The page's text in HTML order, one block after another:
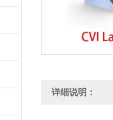
详细说明：